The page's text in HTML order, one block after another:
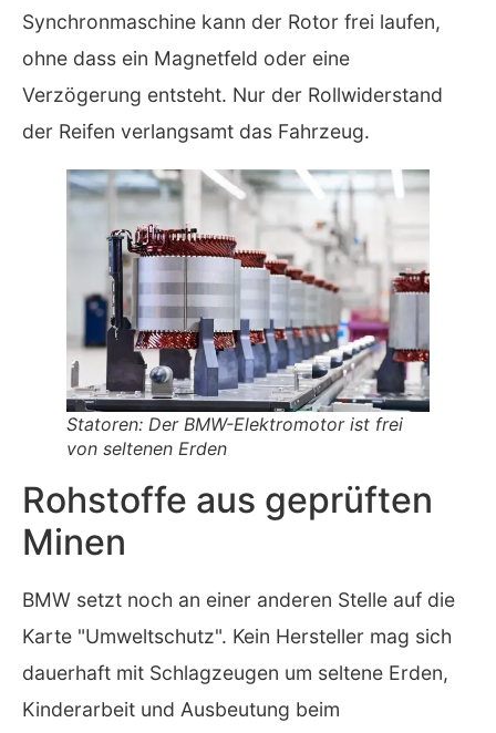
Synchronmaschine kann der Rotor frei laufen,
ohne dass ein Magnetfeld oder eine
Verzögerung entsteht. Nur der Rollwiderstand
der Reifen verlangsamt das Fahrzeug.
Statoren: Der BMW-Elektromotor ist frei
von seltenen Erden
Rohstoffe aus geprüften
Minen
BMW setzt noch an einer anderen Stelle auf die
Karte "Umweltschutz". Kein Hersteller mag sich
dauerhaft mit Schlagzeugen um seltene Erden,
Kinderarbeit und Ausbeutung beim